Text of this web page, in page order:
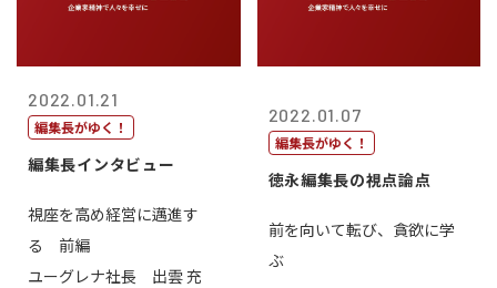
2022.01.21
編集長がゆく！
編集長インタビュー
視座を高め経営に邁進す
る 前編
ユーグレナ社長 出雲 充
2022.01.07
編集長がゆく！
徳永編集長の視点論点
前を向いて転び、貪欲に学
ぶ